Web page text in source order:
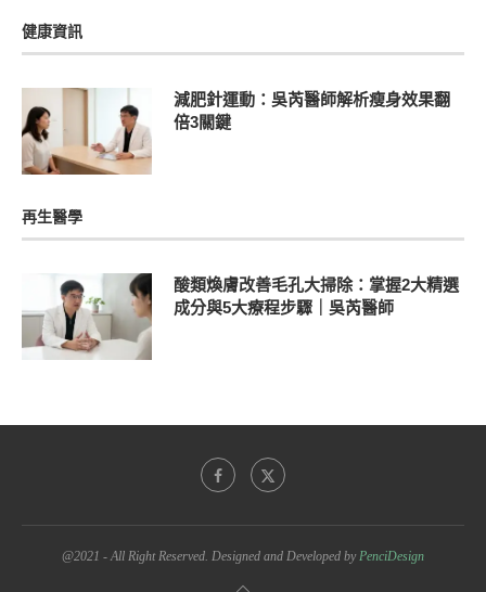
健康資訊
減肥針運動：吳芮醫師解析瘦身效果翻
倍3關鍵
再生醫學
酸類煥膚改善毛孔大掃除：掌握2大精選
成分與5大療程步驟｜吳芮醫師
@2021 - All Right Reserved. Designed and Developed byPenciDesign